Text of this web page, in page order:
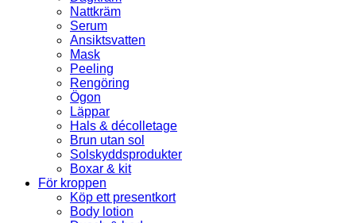
Nattkräm
Serum
Ansiktsvatten
Mask
Peeling
Rengöring
Ögon
Läppar
Hals & décolletage
Brun utan sol
Solskyddsprodukter
Boxar & kit
För kroppen
Köp ett presentkort
Body lotion